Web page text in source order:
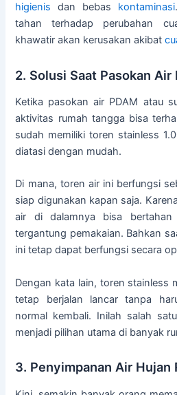
higienis dan bebas kontaminasi
tahan terhadap perubahan
khawatir akan kerusakan akibat
2. Solusi Saat Pasokan Air
Ketika pasokan air PDAM atau
aktivitas rumah tangga bisa
sudah memiliki toren stainless
diatasi dengan mudah.
Di mana, toren air ini berfungsi
siap digunakan kapan saja.
air di dalamnya bisa bertahan
tergantung pemakaian. Bahkan
ini tetap dapat berfungsi secara
Dengan kata lain, toren stainless
tetap berjalan lancar tanpa
normal kembali. Inilah salah
menjadi pilihan utama di banyak
3. Penyimpanan Air Hujan